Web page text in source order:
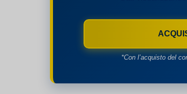
*Con l’acquisto del